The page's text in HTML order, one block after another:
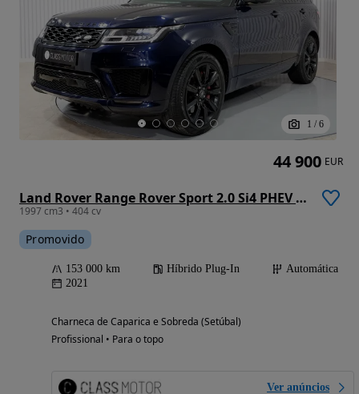
1 / 6
Land Rover Range Rover Sport 2.0 Si4 PHEV HSE Dynamic
1997 cm3 • 404 cv
Promovido
153 000 km Híbrido Plug-In
Automática
2021
Charneca de Caparica e Sobreda (Setúbal)
Profissional • Para o topo
Ver anúncios
44 900 EUR